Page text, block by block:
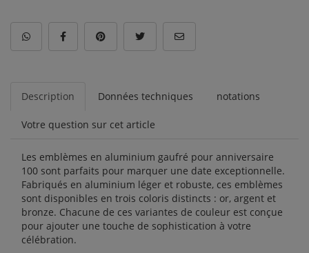
Description Données techniques notations
Votre question sur cet article
Les emblèmes en aluminium gaufré pour anniversaire
100 sont parfaits pour marquer une date exceptionnelle.
Fabriqués en aluminium léger et robuste, ces emblèmes
sont disponibles en trois coloris distincts : or, argent et
bronze. Chacune de ces variantes de couleur est conçue
pour ajouter une touche de sophistication à votre
célébration.